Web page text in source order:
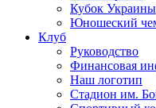
Кубок Украины
Юношеский
Клуб
Руководство
Финансовая
Наш логотип
Стадион им.